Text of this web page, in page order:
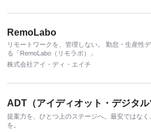
RemoLabo
リモートワークを、管理しない。 勤怠・生産性
る「RemoLabo（リモラボ）」
株式会社アイ・ディ・エイチ
ADT（アイディオット・デジタル
提案力を、ひとつ上のステージへ。最安ではなく
を。